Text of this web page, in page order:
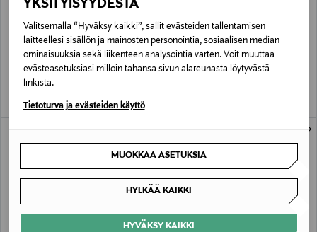
YKSITYISYYDESTÄ
Valitsemalla “Hyväksy kaikki”, sallit evästeiden tallentamisen
laitteellesi sisällön ja mainosten personointia, sosiaalisen median
ominaisuuksia sekä liikenteen analysointia varten. Voit muuttaa
evästeasetuksiasi milloin tahansa sivun alareunasta löytyvästä
linkistä.
Tietoturva ja evästeiden käyttö
MUOKKAA ASETUKSIA
HYLKÄÄ KAIKKI
HYVÄKSY KAIKKI
X Straight -farkut
Discounted Price
37,00 € Original Price
LEE
Haden Relaxed Fit Straight -farkut
Discounted Price
65,40 € Original Price